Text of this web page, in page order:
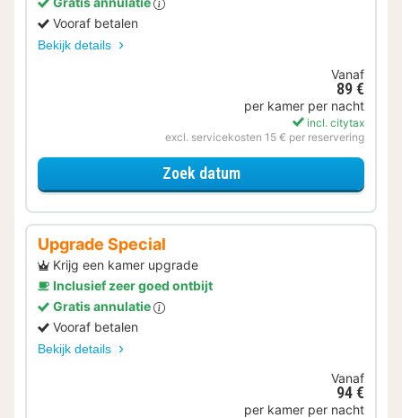
Vooraf betalen
Bekijk details
Vanaf
89 €
per kamer per nacht
incl. citytax
excl. servicekosten 15 € per reservering
Zoek datumvoor Upgrade Special
Upgrade Special
Krijg een kamer upgrade
Inclusief zeer goed ontbijt
Gratis annulatie
Vooraf betalen
Bekijk details
Vanaf
94 €
per kamer per nacht